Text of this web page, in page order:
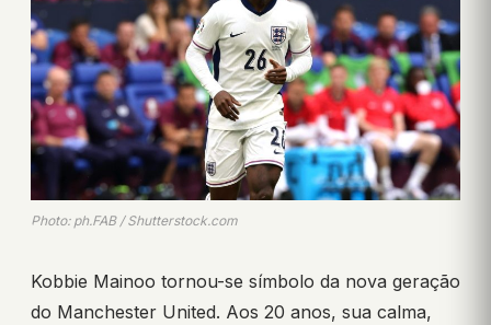
Photo: ph.FAB / Shutterstock.com
Kobbie Mainoo tornou-se símbolo da nova geração
do Manchester United. Aos 20 anos, sua calma,